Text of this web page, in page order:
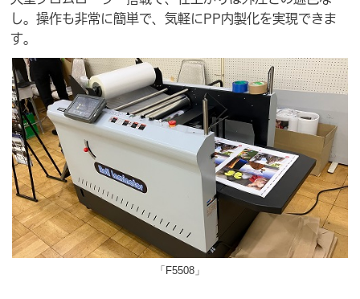
し。操作も非常に簡単で、気軽にPP内製化を実現できま
す。
「F5508」